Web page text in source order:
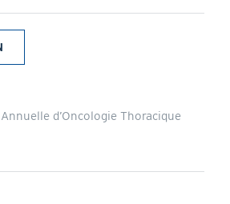
d’Oncologie Thoracique